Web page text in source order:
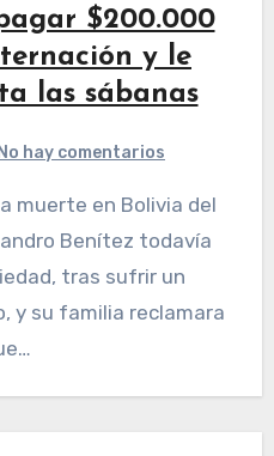
$200.000
y le
las sábanas
No hay comentarios
Benítez todavía
tras sufrir un
y su familia reclamara